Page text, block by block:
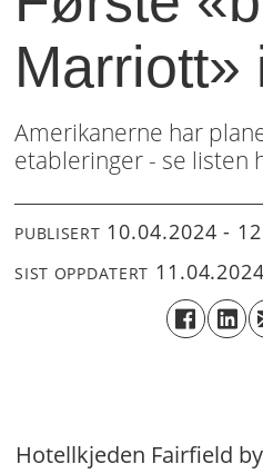
Marriott»
Amerikanerne har
etableringer - se listen
PUBLISERT 10.04.2024 -
SIST OPPDATERT
Hotellkjeden Fairfield